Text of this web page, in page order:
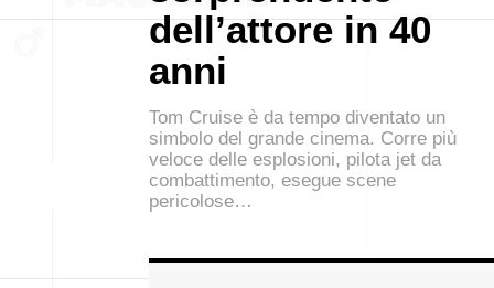
dell’attore in 40
anni
Tom Cruise è da tempo diventato un
simbolo del grande cinema. Corre più
veloce delle esplosioni, pilota jet da
combattimento, esegue scene
pericolose…